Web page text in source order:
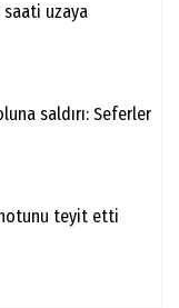
uzaya
saldırı: Seferler
teyit etti